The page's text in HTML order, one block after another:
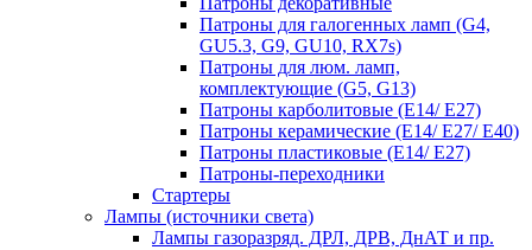
Патроны для галогенных ламп (G4,
GU5.3, G9, GU10, RX7s)
Патроны для люм. ламп,
комплектующие (G5, G13)
Патроны карболитовые (E14/ E27)
Патроны керамические (E14/ E27/ E40)
Патроны пластиковые (E14/ E27)
Патроны-переходники
Стартеры
Лампы (источники света)
Лампы газоразряд. ДРЛ, ДРВ, ДнАТ и пр.